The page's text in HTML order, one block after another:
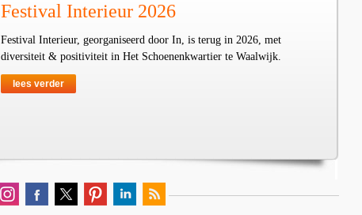
Festival Interieur 2026
Festival Interieur, georganiseerd door In, is terug in 2026, met
diversiteit & positiviteit in Het Schoenenkwartier te Waalwijk.
lees verder